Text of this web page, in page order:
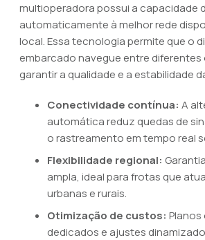
multioperadora possui a capacidade
automaticamente à melhor rede
local. Essa tecnologia permite que o
embarcado navegue entre diferentes
garantir a qualidade e a estabilidade
Conectividade contínua: A
automática reduz quedas de
o rastreamento em tempo real
Flexibilidade regional:
ampla, ideal para frotas que
urbanas e rurais.
Otimização de custos: Planos
dedicados e ajustes